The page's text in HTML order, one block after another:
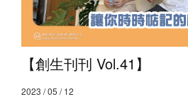
【創生刊刊 Vol.41】
2023 / 05 / 12